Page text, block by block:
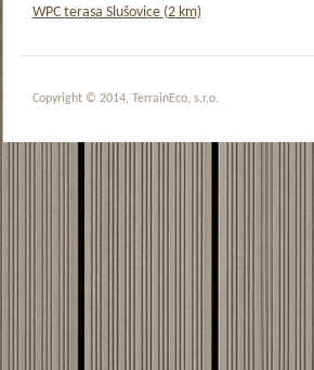
WPC terasa Slušovice (2 km)
Copyright © 2014, TerrainEco, s.r.o.